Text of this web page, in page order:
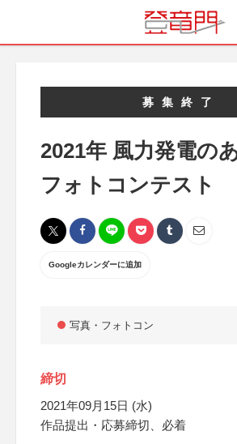
募集終了
2021年 風力発電の
フォトコンテスト
Googleカレンダーに追加
写真・フォトコン
締切
2021年09月15日 (水)
作品提出・応募締切、必着